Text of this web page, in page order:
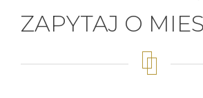
ZAPYTAJ O